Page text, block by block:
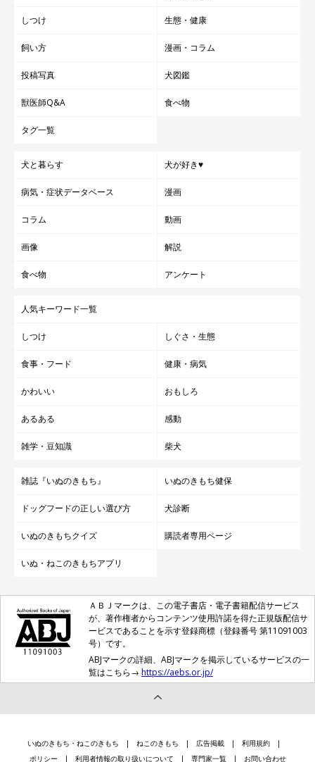
しつけ 生態・健康
飼い方 漫画・コラム
投稿写真 犬図鑑
獣医師Q&A 食べ物
タグ一覧
犬と暮らす 犬が好き♥
病気・症状データベース 漫画
コラム 動画
画像 解説
食べ物 アンケート
人気キーワード一覧
しつけ しぐさ・生態
食事・フード 健康・病気
かわいい おもしろ
あるある 感動
雑学・豆知識 柴犬
雑誌『いぬのきもち』 いぬのきもち健保
ドッグフードの正しい選び方 犬診断
いぬのきもちクイズ 購読者専用ページ
いぬ・ねこのきもちアプリ
ＡＢＪマークは、この電子書店・電子書籍配信サービス
が、著作権者からコンテンツ使用許諾を得た正規版配信サ
ービスであることを示す登録商標（登録番号 第11091003
号）です。
ABJマークの詳細、ABJマークを掲示しているサービスの一
覧はこちら→ https://aebs.or.jp/
いぬのきもち・ねこのきもち ねこのきもち 広告掲載
利用規約
ポリシー
利用者情報の取り扱いについて 専門家一覧 お問い合わせ